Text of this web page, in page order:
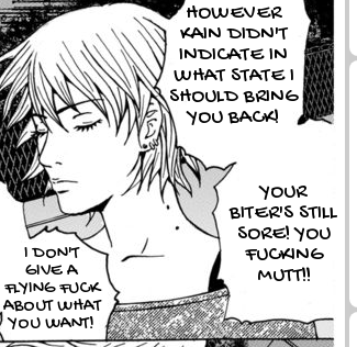
I DON'T
GIVE A
FLYING FUCK
ABOUT WHAT
YOU WANT!
HOWEVER
KAIN DIDN'T
INDICATE IN
WHAT STATE I
SHOULD BRING
YOU BACK!
YOUR
BITER'S STILL
SORE! YOU
FUCKING
MUTT!!